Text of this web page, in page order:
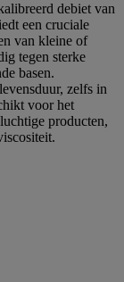
debiet van
een cruciale
van kleine of
tegen sterke
basen.
zelfs in
voor het
producten,